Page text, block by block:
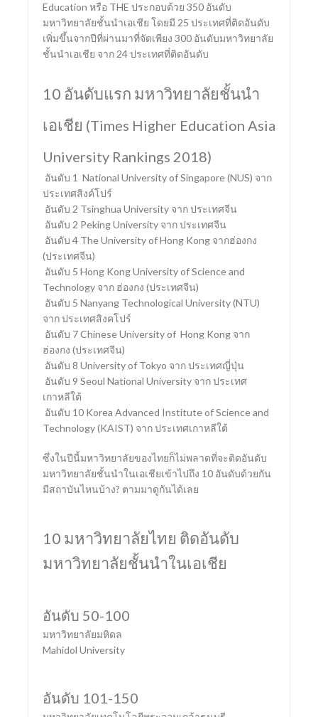
Education หรือ THE ประกอบด้วย 350 อันดับ
มหาวิทยาลัยชั้นนำเอเชีย โดยมี 25 ประเทศที่ติดอันดับ
เพิ่มขึ้นจากปีที่ผ่านมาที่จัดเพียง 300 อันดับมหาวิทยาลัย
ชั้นนำเอเชีย จาก 24 ประเทศที่ติดอันดับ
10 อันดับแรก มหาวิทยาลัยชั้นนำ
เอเชีย (Times Higher Education Asia
University Rankings 2018)
อันดับ 1 National University of Singapore (NUS) จาก
ประเทศสิงค์โปร์
อันดับ 2 Tsinghua University จาก ประเทศจีน
อันดับ 2 Peking University จาก ประเทศจีน
อันดับ 4 The University of Hong Kong จากฮ่องกง
(ประเทศจีน)
อันดับ 5 Hong Kong University of Science and
Technology จาก ฮ่องกง (ประเทศจีน)
อันดับ 5 Nanyang Technological University (NTU)
จาก ประเทศสิงคโปร์
อันดับ 7 Chinese University of Hong Kong จาก
ฮ่องกง (ประเทศจีน)
อันดับ 8 University of Tokyo จาก ประเทศญี่ปุ่น
อันดับ 9 Seoul National University จาก ประเทศ
เกาหลีใต้
อันดับ 10 Korea Advanced Institute of Science and
Technology (KAIST) จาก ประเทศเกาหลีใต้
ซึ่งในปีนี้มหาวิทยาลัยของไทยก็ไม่พลาดที่จะติดอันดับ
มหาวิทยาลัยชั้นนำในเอเชียเข้าไปถึง 10 อันดับด้วยกัน
มีสถาบันไหนบ้าง? ตามมาดูกันได้เลย
10 มหาวิทยาลัยไทย ติดอันดับ
มหาวิทยาลัยชั้นนำในเอเชีย
อันดับ 50-100
มหาวิทยาลัยมหิดล
Mahidol University
อันดับ 101-150